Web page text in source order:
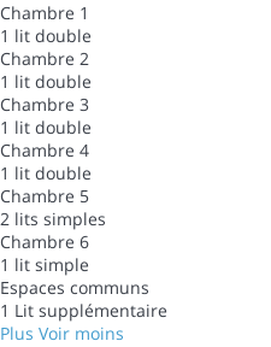
Chambre 1
1 lit double
Chambre 2
1 lit double
Chambre 3
1 lit double
Chambre 4
1 lit double
Chambre 5
2 lits simples
Chambre 6
1 lit simple
Espaces communs
1 Lit supplémentaire
Plus Voir moins